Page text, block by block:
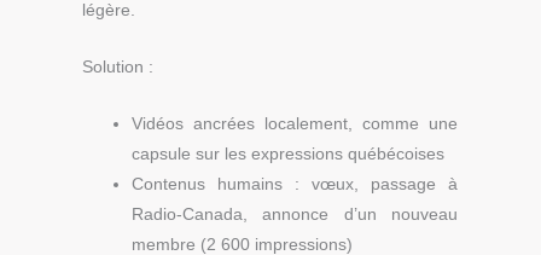
légère.
Solution :
Vidéos ancrées localement, comme une
capsule sur les expressions québécoises
Contenus humains : vœux, passage à
Radio-Canada, annonce d’un nouveau
membre (2 600 impressions)